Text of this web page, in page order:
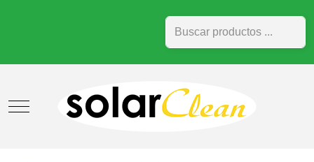
Buscar
Mobile Menu Toggle